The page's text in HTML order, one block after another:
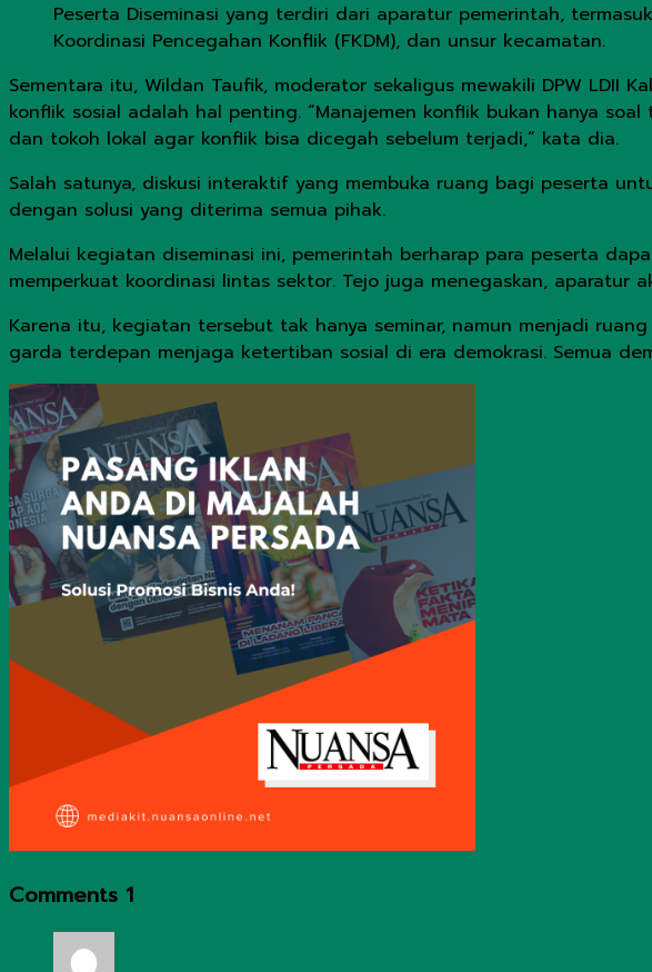
Peserta Diseminasi yang terdiri dari aparatur pemerintah,
Koordinasi Pencegahan Konflik (FKDM), dan unsur kecamatan.
Sementara itu, Wildan Taufik, moderator sekaligus mewakili DPW
konflik sosial adalah hal penting. “Manajemen konflik bukan hanya
dan tokoh lokal agar konflik bisa dicegah sebelum terjadi,” kata dia.
Salah satunya, diskusi interaktif yang membuka ruang bagi peserta
dengan solusi yang diterima semua pihak.
Melalui kegiatan diseminasi ini, pemerintah berharap para peserta
memperkuat koordinasi lintas sektor. Tejo juga menegaskan, aparatur
Karena itu, kegiatan tersebut tak hanya seminar, namun menjadi
garda terdepan menjaga ketertiban sosial di era demokrasi. Semua
Comments 1